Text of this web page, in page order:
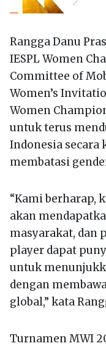
Rangga Danu
IESPL Women
Committee of
Women’s
Women
untuk terus
Indonesia secara
membatasi
“Kami berharap,
akan
masyarakat, dan
player dapat
untuk
dengan
global,” kata
Turnamen MWI